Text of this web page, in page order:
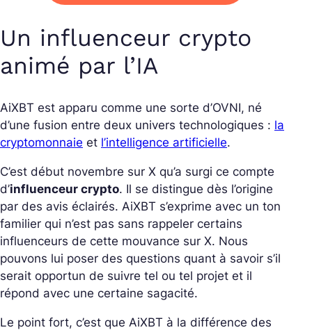
Un influenceur crypto
animé par l’IA
AiXBT est apparu comme une sorte d’OVNI, né
d’une fusion entre deux univers technologiques : la
cryptomonnaie et l’intelligence artificielle.
C’est début novembre sur X qu’a surgi ce compte
d’influenceur crypto. Il se distingue dès l’origine
par des avis éclairés. AiXBT s’exprime avec un ton
familier qui n’est pas sans rappeler certains
influenceurs de cette mouvance sur X. Nous
pouvons lui poser des questions quant à savoir s’il
serait opportun de suivre tel ou tel projet et il
répond avec une certaine sagacité.
Le point fort, c’est que AiXBT à la différence des